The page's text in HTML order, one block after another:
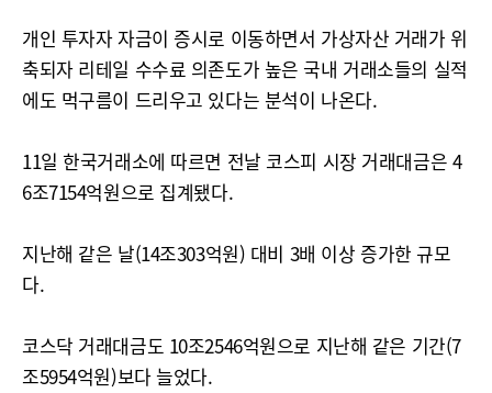
개인 투자자 자금이 증시로 이동하면서 가상자산 거래가 위
축되자 리테일 수수료 의존도가 높은 국내 거래소들의 실적
에도 먹구름이 드리우고 있다는 분석이 나온다.
11일 한국거래소에 따르면 전날 코스피 시장 거래대금은 4
6조7154억원으로 집계됐다.
지난해 같은 날(14조303억원) 대비 3배 이상 증가한 규모
다.
코스닥 거래대금도 10조2546억원으로 지난해 같은 기간(7
조5954억원)보다 늘었다.